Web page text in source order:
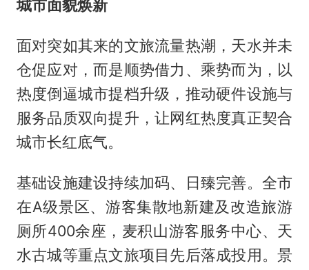
城市面貌焕新
面对突如其来的文旅流量热潮，天水并未
仓促应对，而是顺势借力、乘势而为，以
热度倒逼城市提档升级，推动硬件设施与
服务品质双向提升，让网红热度真正契合
城市长红底气。
基础设施建设持续加码、日臻完善。全市
在A级景区、游客集散地新建及改造旅游
厕所400余座，麦积山游客服务中心、天
水古城等重点文旅项目先后落成投用。景